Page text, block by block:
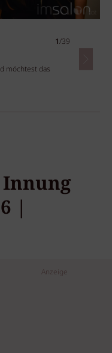
1/39
möchtest das
|
Anzeige